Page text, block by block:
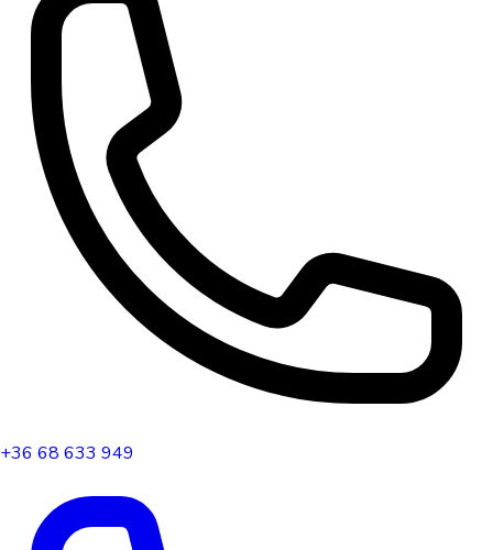
+36 68 633 949